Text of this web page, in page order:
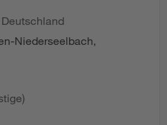
Deutschland
Niederseelbach,